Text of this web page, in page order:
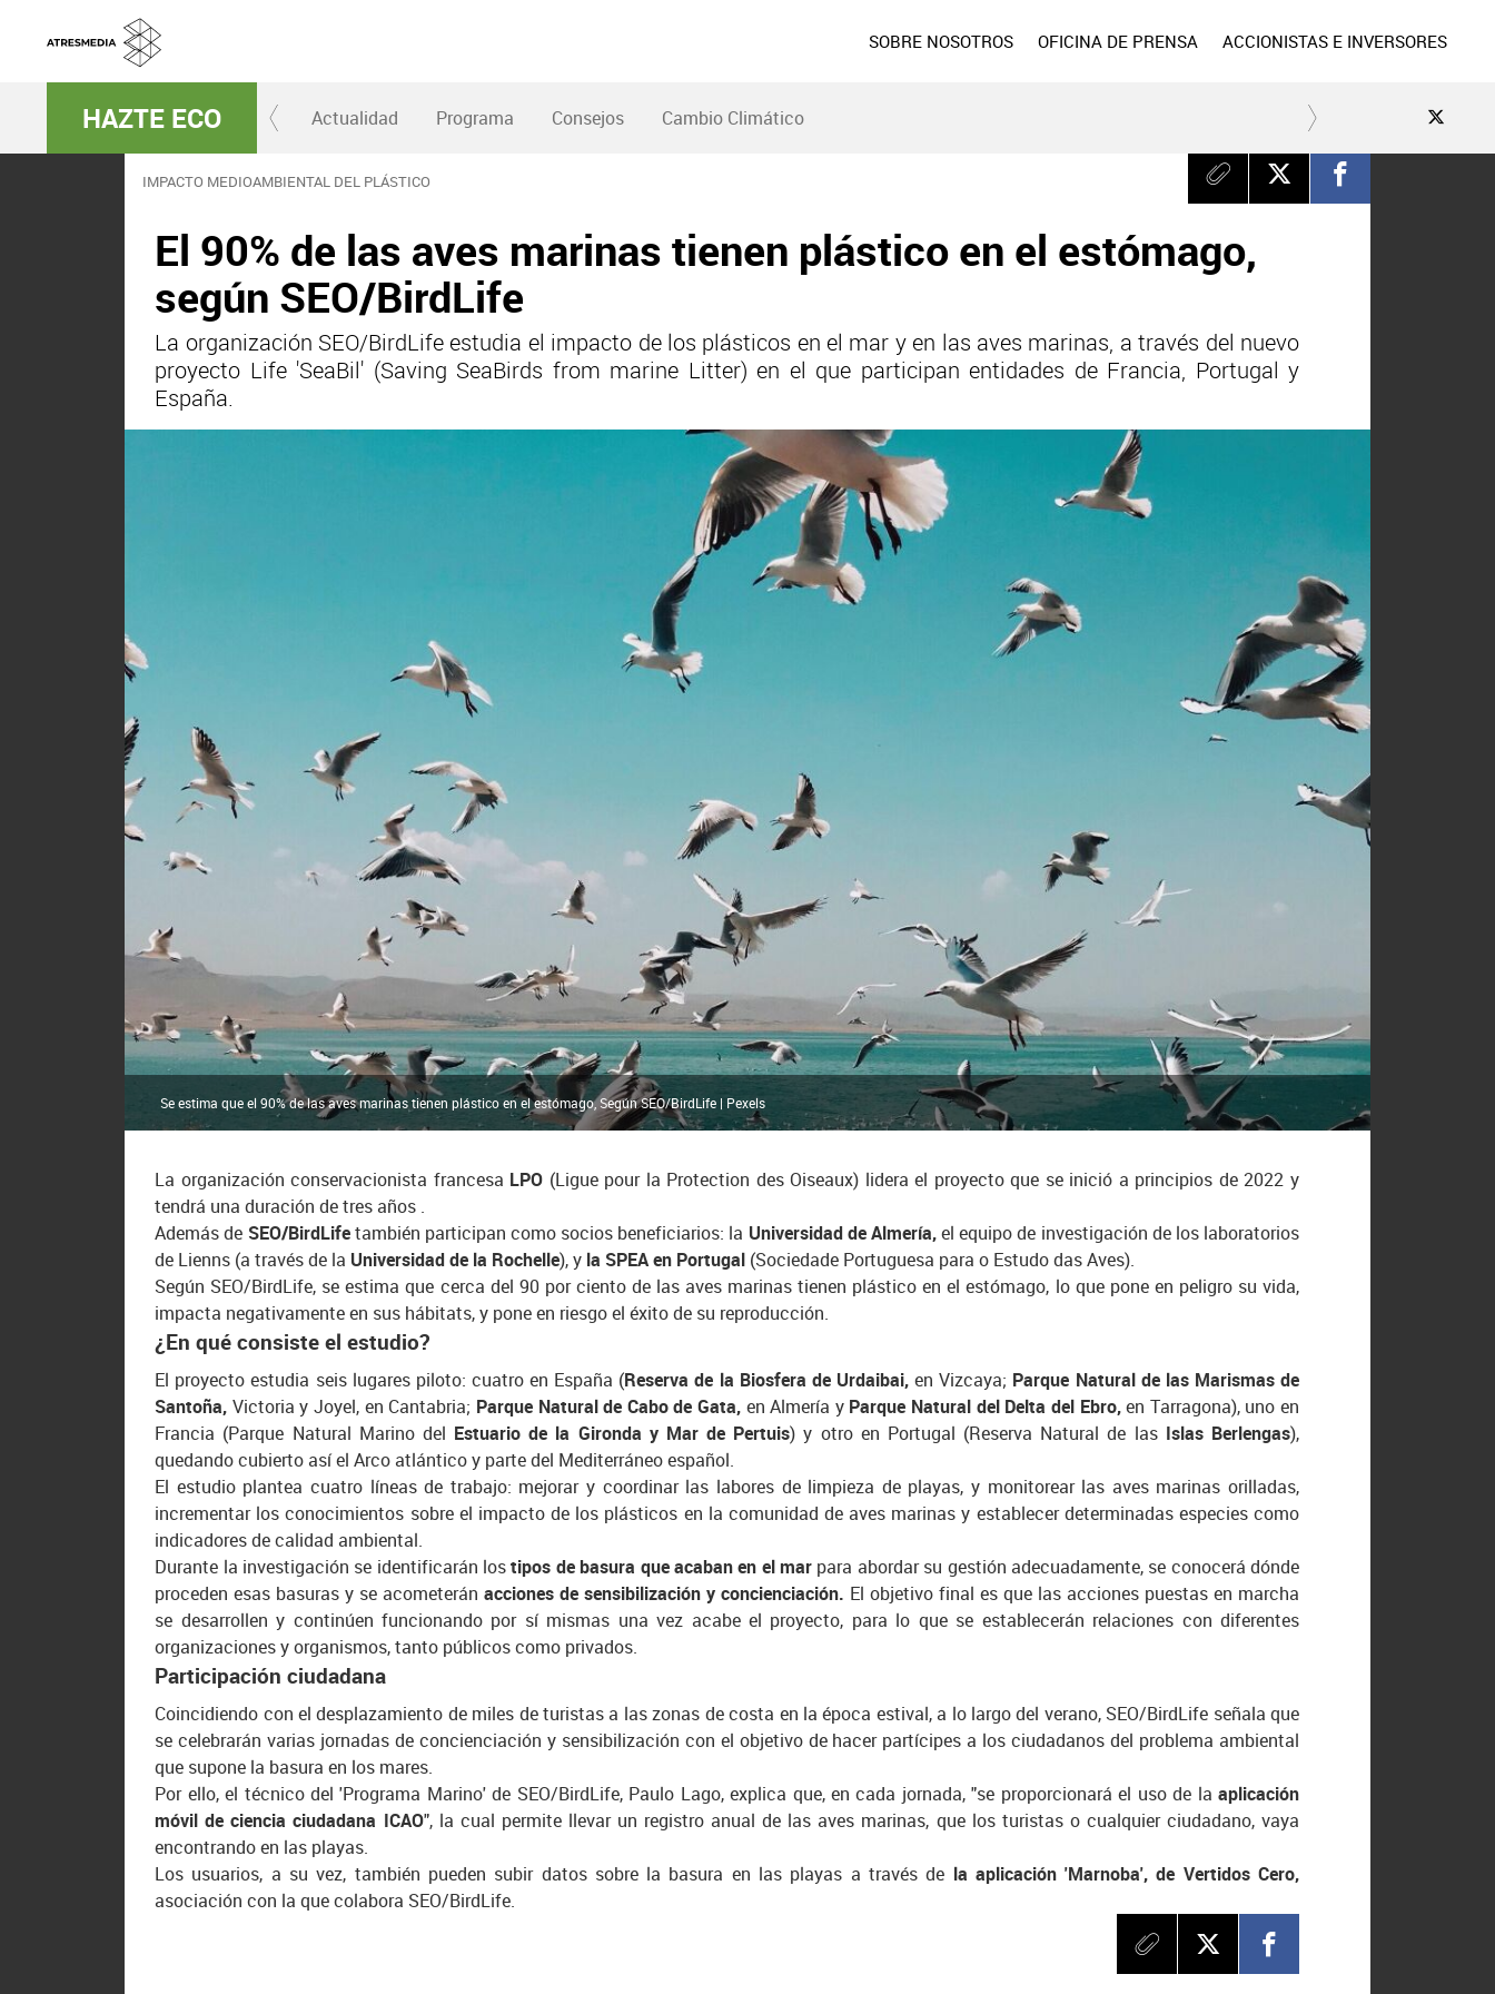
SOBRE NOSOTROS OFICINA DE PRENSA ACCIONISTAS E INVERSORES
HAZTE ECO Actualidad Programa Consejos Cambio Climático
IMPACTO MEDIOAMBIENTAL DEL PLÁSTICO
El 90% de las aves marinas tienen plástico en el estómago,
según SEO/BirdLife
La organización SEO/BirdLife estudia el impacto de los plásticos en el mar y en las aves marinas, a través del nuevo
proyecto Life 'SeaBil' (Saving SeaBirds from marine Litter) en el que participan entidades de Francia, Portugal y
España.
Se estima que el 90% de las aves marinas tienen plástico en el estómago, Según SEO/BirdLife | Pexels
La organización conservacionista francesa LPO (Ligue pour la Protection des Oiseaux) lidera el proyecto que se inició a principios de 2022 y
tendrá una duración de tres años .
Además de SEO/BirdLifetambién participan como socios beneficiarios: la Universidad de Almería,el equipo de investigación de los laboratorios
de Lienns (a través de la Universidad de la Rochelle), y la SPEA en Portugal (Sociedade Portuguesa para o Estudo das Aves).
Según SEO/BirdLife, se estima que cerca del 90 por ciento de las aves marinas tienen plástico en el estómago, lo que pone en peligro su vida,
impacta negativamente en sus hábitats, y pone en riesgo el éxito de su reproducción.
¿En qué consiste el estudio?
El proyecto estudia seis lugares piloto: cuatro en España (Reserva de la Biosfera de Urdaibai,en Vizcaya; Parque Natural de las Marismas de
Santoña, Victoria y Joyel, en Cantabria; Parque Natural de Cabo de Gata, en Almería y Parque Natural del Delta del Ebro,en Tarragona), uno en
Francia (Parque Natural Marino del Estuario de la Gironda y Mar de Pertuis) y otro en Portugal (Reserva Natural de las Islas Berlengas),
quedando cubierto así el Arco atlántico y parte del Mediterráneo español.
El estudio plantea cuatro líneas de trabajo: mejorar y coordinar las labores de limpieza de playas, y monitorear las aves marinas orilladas,
incrementar los conocimientos sobre el impacto de los plásticos en la comunidad de aves marinas y establecer determinadas especies como
indicadores de calidad ambiental.
Durante la investigación se identificarán lostipos de basura que acaban en el mar para abordar su gestión adecuadamente, se conocerá dónde
proceden esas basuras y se acometeránacciones de sensibilización y concienciación. El objetivo final es que las acciones puestas en marcha
se desarrollen y continúen funcionando por sí mismas una vez acabe el proyecto, para lo que se establecerán relaciones con diferentes
organizaciones y organismos, tanto públicos como privados.
Participación ciudadana
Coincidiendo con el desplazamiento de miles de turistas a las zonas de costa en la época estival, a lo largo del verano, SEO/BirdLife señala que
se celebrarán varias jornadas de concienciación y sensibilización con el objetivo de hacer partícipes a los ciudadanos del problema ambiental
que supone la basura en los mares.
Por ello, el técnico del 'Programa Marino' de SEO/BirdLife, Paulo Lago, explica que, en cada jornada, "se proporcionará el uso de la aplicación
móvil de ciencia ciudadana ICAO", la cual permite llevar un registro anual de las aves marinas, que los turistas o cualquier ciudadano, vaya
encontrando en las playas.
Los usuarios, a su vez, también pueden subir datos sobre la basura en las playas a través de la aplicación 'Marnoba', de Vertidos Cero,
asociación con la que colabora SEO/BirdLife.